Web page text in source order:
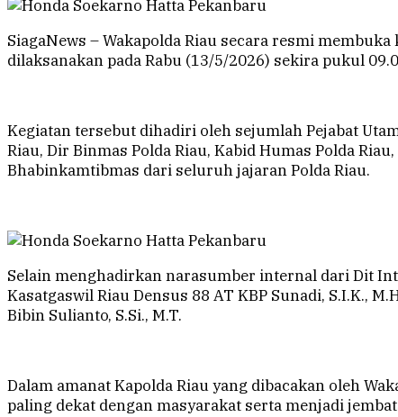
SiagaNews – Wakapolda Riau secara resmi
dilaksanakan pada Rabu (13/5/2026) sekira pukul
Kegiatan tersebut dihadiri oleh sejumlah Pejabat
Riau, Dir Binmas Polda Riau, Kabid Humas Polda
Bhabinkamtibmas dari seluruh jajaran Polda Riau.
Selain menghadirkan narasumber internal dari Dit
Kasatgaswil Riau Densus 88 AT KBP Sunadi, S.I.K.,
Bibin Sulianto, S.Si., M.T.
Dalam amanat Kapolda Riau yang dibacakan oleh
paling dekat dengan masyarakat serta menjadi